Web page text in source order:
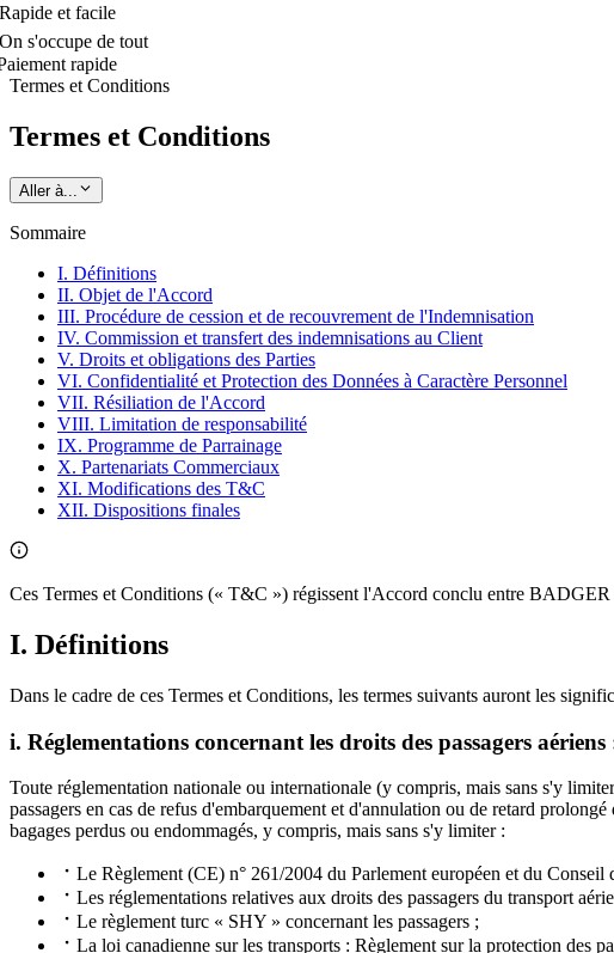
et facile
s'occupe de tout
rapide
Termes et Conditions
Termes et Conditions
Aller à...
Sommaire
I. Définitions
II. Objet de l'Accord
III. Procédure de cession et de recouvrement de l'Indemnisation
IV. Commission et transfert des indemnisations au Client
V. Droits et obligations des Parties
VI. Confidentialité et Protection des Données à Caractère Personnel
VII. Résiliation de l'Accord
VIII. Limitation de responsabilité
IX. Programme de Parrainage
X. Partenariats Commerciaux
XI. Modifications des T&C
XII. Dispositions finales
Ces Termes et Conditions (« T&C ») régissent l'Accord conclu entre
I. Définitions
Dans le cadre de ces Termes et Conditions, les termes suivants auront les
i. Réglementations concernant les droits des passagers aériens
Toute réglementation nationale ou internationale (y compris, mais sans s'y
passagers en cas de refus d'embarquement et d'annulation ou de retard
bagages perdus ou endommagés, y compris, mais sans s'y limiter :
Le Règlement (CE) n° 261/2004 du Parlement européen et du Conseil
Les réglementations relatives aux droits des passagers du transport
Le règlement turc « SHY » concernant les passagers ;
La loi canadienne sur les transports : Règlement sur la protection des